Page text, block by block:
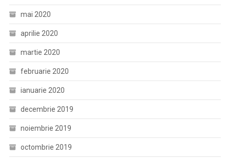
mai 2020
aprilie 2020
martie 2020
februarie 2020
ianuarie 2020
decembrie 2019
noiembrie 2019
octombrie 2019